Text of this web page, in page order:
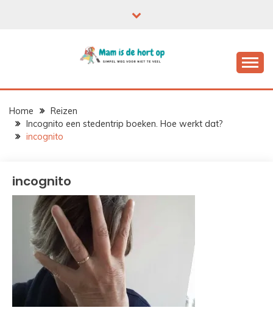
Home
Reizen
Incognito een stedentrip boeken. Hoe werkt dat?
incognito
incognito